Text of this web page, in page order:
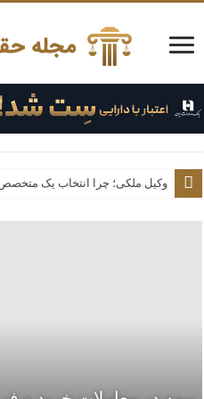
وکیل ملکی؛ چرا انتخاب یک
ترمووال پشت تلویزیون؛ چطور